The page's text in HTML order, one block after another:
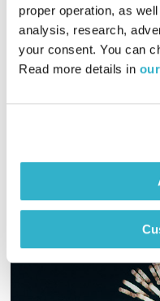
proper operation, as
analysis, research,
your consent. You can
Read more details in